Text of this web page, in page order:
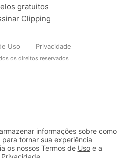
gratuitos
Clipping
Uso Privacidade
os direitos reservados
informações sobre como
tornar sua experiência
os nossos Termos de Usoe a